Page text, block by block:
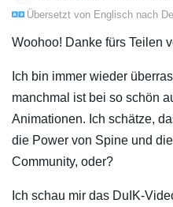
Übersetzt von Englisch nach
Woohoo! Danke fürs Teilen
Ich bin immer wieder
manchmal ist bei so schön
Animationen. Ich schätze,
die Power von Spine und
Community, oder?
Ich schau mir das DuIK-